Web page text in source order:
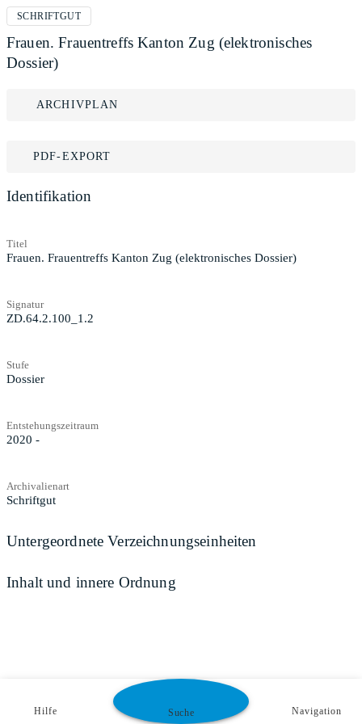
SCHRIFTGUT
Frauen. Frauentreffs Kanton Zug (elektronisches
Dossier)
ARCHIVPLAN
PDF-EXPORT
Identifikation
Titel
Frauen. Frauentreffs Kanton Zug (elektronisches Dossier)
Signatur
ZD.64.2.100_1.2
Stufe
Dossier
Entstehungszeitraum
2020 -
Archivalienart
Schriftgut
Untergeordnete Verzeichnungseinheiten
Inhalt und innere Ordnung
Hilfe Suche Navigation